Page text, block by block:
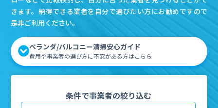
きます。納得できる業者を自分で選びたい方にお勧めですので
是非ご利用ください。
ベランダ/バルコニー清掃安心ガイド
費用や事業者の選び方に不安がある方はこちら
条件で事業者の絞り込む